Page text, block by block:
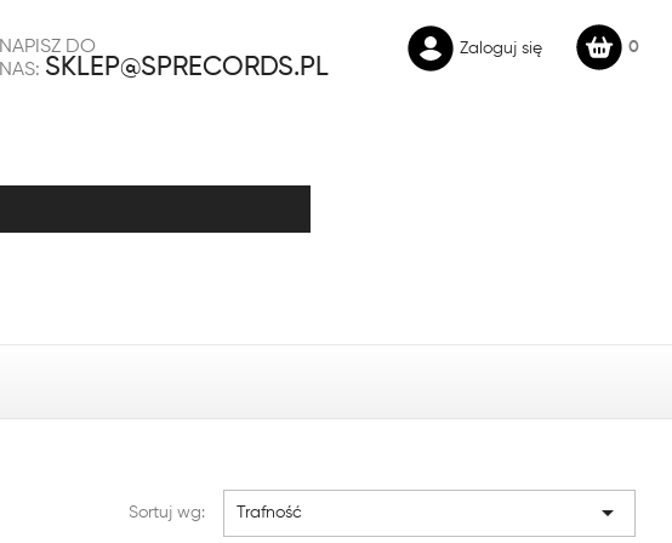
NAPISZ DO
NAS: SKLEP@SPRECORDS.PL
Zaloguj się 0
Sortuj wg: Trafność 